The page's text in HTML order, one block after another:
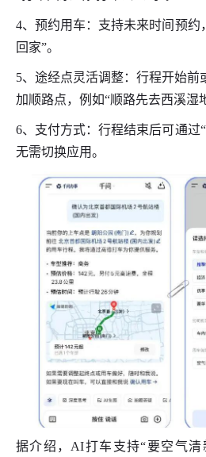
4、预约用车：支持未来时间预约
回家”。
5、途经点灵活调整：行程开始前
加顺路点，例如“顺路先去西溪湿
6、支付方式：行程结束后可通过
无需切换应用。
据介绍，AI打车支持“要空气